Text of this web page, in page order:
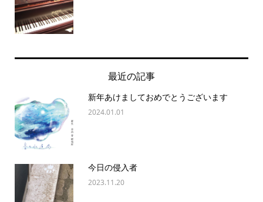
最近の記事
新年あけましておめでとうございます
2024.01.01
今日の侵入者
2023.11.20